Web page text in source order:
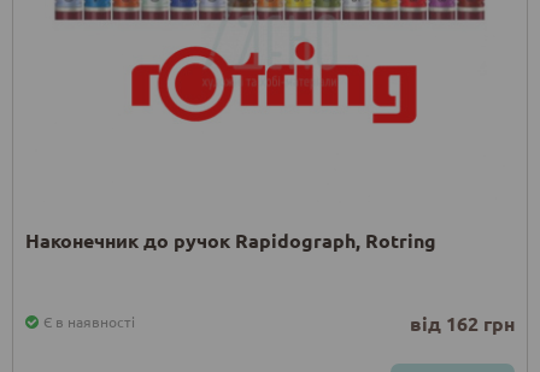
Наконечник до ручок Rapidograph, Rotring
Є в наявності від 162 грн